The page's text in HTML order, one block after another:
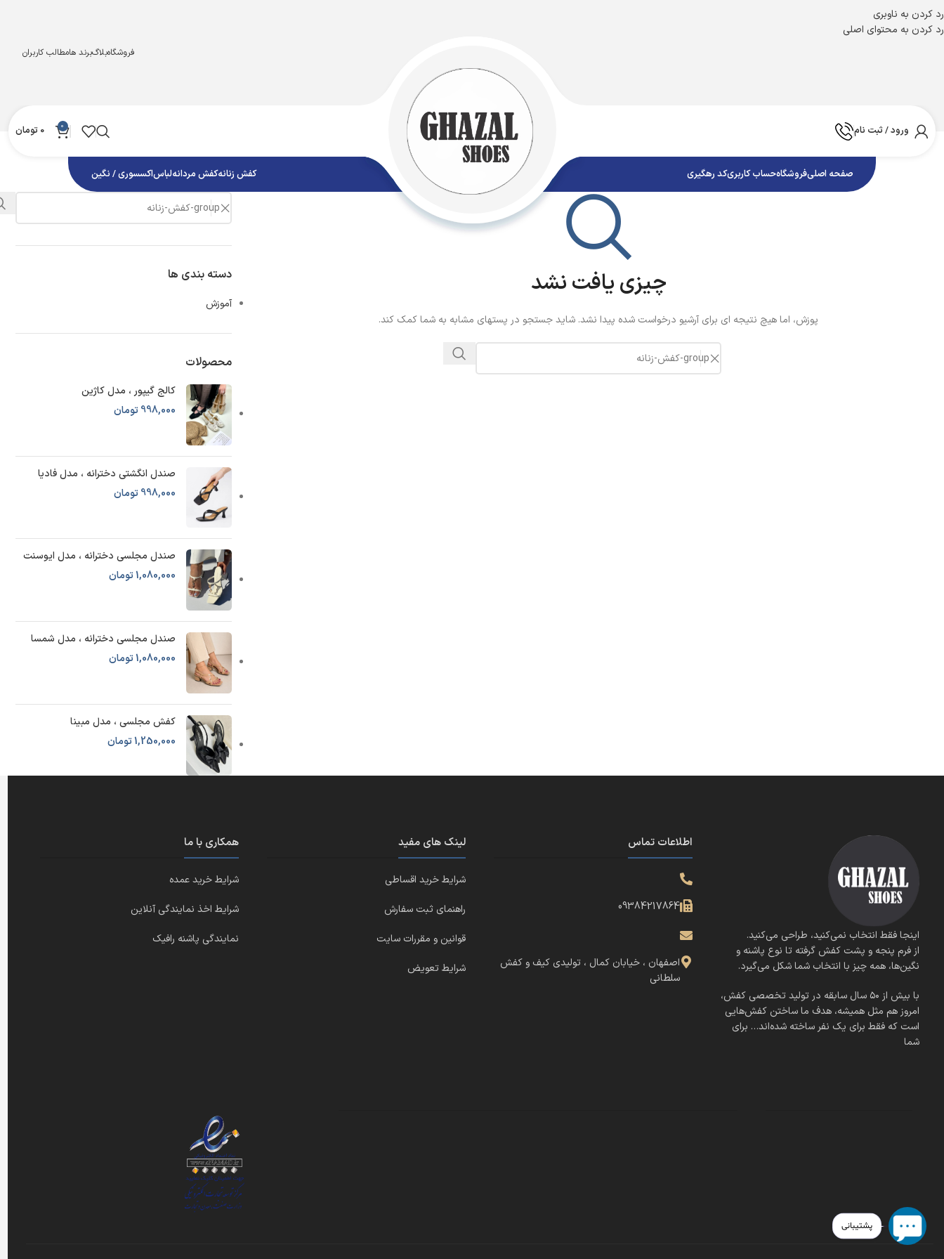
رد کردن به ناوبری
رد کردن به محتوای اصلی
فروشگاهبلاگبرند هامطالب کاربران
ورود / ثبت نام 0
0 تومان
صفحه اصلیفروشگاهحساب کاربریکد رهگیری کفش زنانهکفش مردانهلباساکسسوری / نگین
چیزی یافت نشد
پوزش، اما هیچ نتیجه ای برای آرشیو درخواست شده پیدا نشد. شاید جستجو در پستهای مشابه به شما کمک کند.
دسته بندی ها
آموزش
محصولات
کالج گیپور ، مدل کاژین
998,000تومان
صندل انگشتی دخترانه ، مدل فادیا
998,000تومان
صندل مجلسی دخترانه ، مدل ایوسنت
1,080,000تومان
صندل مجلسی دخترانه ، مدل شمسا
1,080,000تومان
کفش مجلسی ، مدل مبینا
1,250,000تومان
اینجا فقط انتخاب نمی‌کنید، طراحی می‌کنید.
از فرم پنجه و پشت کفش گرفته تا نوع پاشنه و
نگین‌ها، همه چیز با انتخاب شما شکل می‌گیرد.
با بیش از ۵۰ سال سابقه در تولید تخصصی کفش،
امروز هم مثل همیشه، هدف ما ساختن کفش‌هایی
است که فقط برای یک نفر ساخته شده‌اند… برای
شما
اطلاعات تماس
09384217864
اصفهان ، خیابان کمال ، تولیدی کیف و کفش
سلطانی
لینک های مفید
شرایط خرید اقساطی
راهنمای ثبت سفارش
قوانین و مقررات سایت
شرایط تعویض
همکاری با ما
شرایط خرید عمده
شرایط اخذ نمایندگی آنلاین
نمایندگی پاشنه رافیک
پشتیبانی